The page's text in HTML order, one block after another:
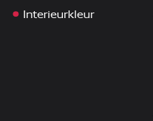
Interieurkleur